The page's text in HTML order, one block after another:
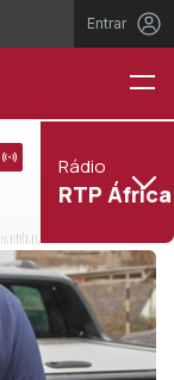
Entrar
Rádio
RTP África